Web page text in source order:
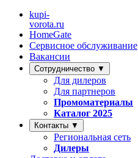
kupi-
vorota.ru
HomeGate
Сервисное обслуживание
Вакансии
Сотрудничество ▼
Для дилеров
Для партнеров
Промоматериалы
Каталог 2025
Контакты ▼
Региональная сеть
Дилеры